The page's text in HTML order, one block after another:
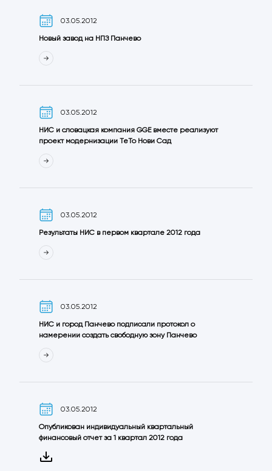
03.05.2012
Новый завод на НПЗ Панчево
03.05.2012
НИС и словацкая компания GGE вместе реализуют
проект модернизации ТеТо Нови Сад
03.05.2012
Результаты НИС в первом квартале 2012 года
03.05.2012
НИС и город Панчево подписали протокол о
намерении создать свободную зону Панчево
03.05.2012
Опубликован индивидуальный квартальный
финансовый отчет за 1 квартал 2012 года